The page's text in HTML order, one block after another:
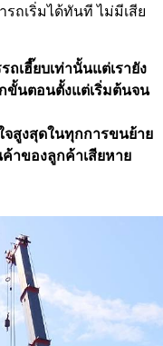
รถเริ่มได้ทันที ไม่มีเสีย
ถเฮี๊ยบเท่านั้นแต่เรายัง
ขั้นตอนตั้งแต่เริ่มต้นจน
สูงสุดในทุกการขนย้าย
าของลูกค้าเสียหาย